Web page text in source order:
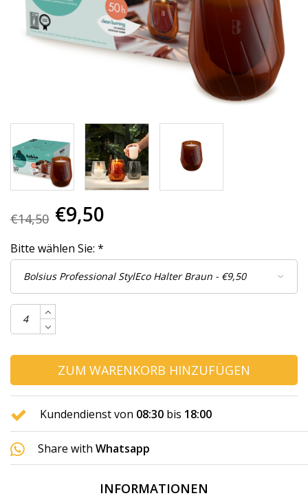
€14,50 €9,50
Bitte wählen Sie: *
ZUM WARENKORB HINZUFÜGEN
Kundendienst von 08:30 bis 18:00
Share with Whatsapp
INFORMATIONEN